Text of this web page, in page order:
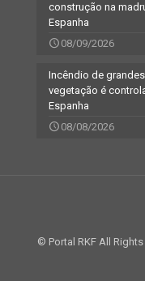
construção na
Espanha
08/09/2026
Incêndio de
vegetação é
Espanha
08/08/2026
© Portal RKF All